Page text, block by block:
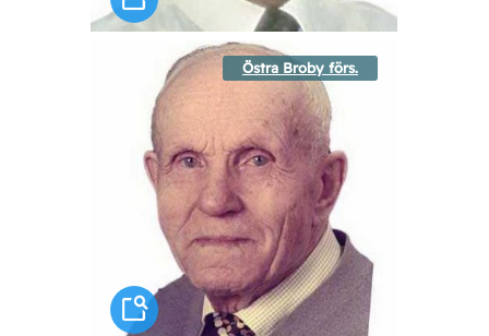
Östra Broby förs.